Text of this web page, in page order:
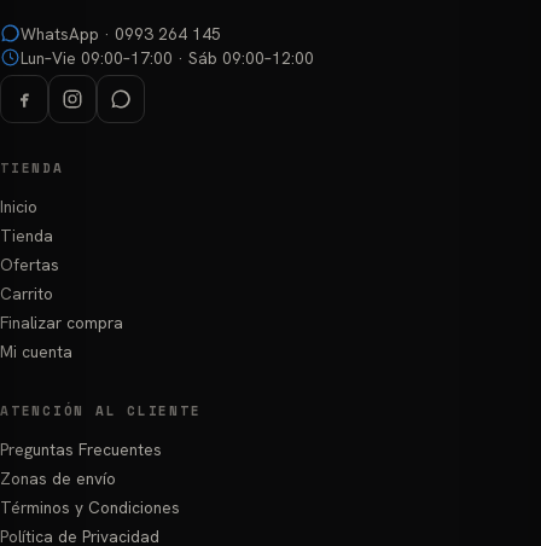
WhatsApp · 0993 264 145
Lun–Vie 09:00–17:00 · Sáb 09:00–12:00
TIENDA
Inicio
Tienda
Ofertas
Carrito
Finalizar compra
Mi cuenta
ATENCIÓN AL CLIENTE
Preguntas Frecuentes
Zonas de envío
Términos y Condiciones
Política de Privacidad